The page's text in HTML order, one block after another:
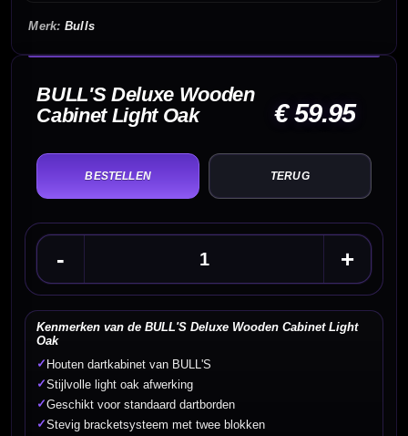
Bulls
BULL'S Deluxe Wooden
Cabinet Light Oak
€ 59.95
TERUG
Kenmerken van de BULL'S Deluxe Wooden Cabinet Light
Oak
✓ Houten dartkabinet van BULL'S
✓Stijlvolle light oak afwerking
✓Geschikt voor standaard dartborden
✓Stevig bracketsysteem met twee blokken
- +